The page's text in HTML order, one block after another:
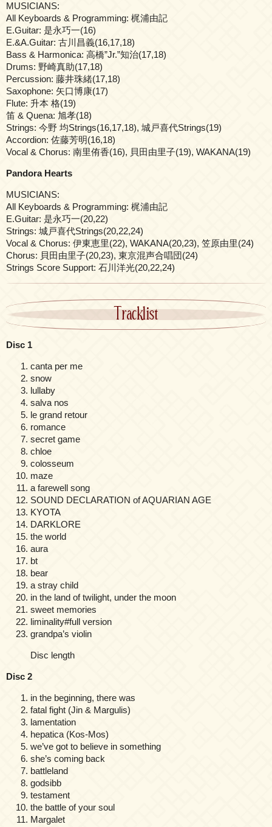
MUSICIANS:
All Keyboards & Programming: 梶浦由記
E.Guitar: 是永巧一(16)
E.&A.Guitar: 古川昌義(16,17,18)
Bass & Harmonica: 高橋”Jr.”知治(17,18)
Drums: 野崎真助(17,18)
Percussion: 藤井珠緒(17,18)
Saxophone: 矢口博康(17)
Flute: 升本 格(19)
笛 & Quena: 旭孝(18)
Strings: 今野 均Strings(16,17,18), 城戸喜代Strings(19)
Accordion: 佐藤芳明(16,18)
Vocal & Chorus: 南里侑香(16), 貝田由里子(19), WAKANA(19)
Pandora Hearts
MUSICIANS:
All Keyboards & Programming: 梶浦由記
E.Guitar: 是永巧一(20,22)
Strings: 城戸喜代Strings(20,22,24)
Vocal & Chorus: 伊東恵里(22), WAKANA(20,23), 笠原由里(24)
Chorus: 貝田由里子(20,23), 東京混声合唱団(24)
Strings Score Support: 石川洋光(20,22,24)
Tracklist
Disc 1
canta per me
snow
lullaby
salva nos
le grand retour
romance
secret game
chloe
colosseum
maze
a farewell song
SOUND DECLARATION of AQUARIAN AGE
KYOTA
DARKLORE
the world
aura
bt
bear
a stray child
in the land of twilight, under the moon
sweet memories
liminality#full version
grandpa’s violin
Disc length
Disc 2
in the beginning, there was
fatal fight (Jin & Margulis)
lamentation
hepatica (Kos-Mos)
we’ve got to believe in something
she’s coming back
battleland
godsibb
testament
the battle of your soul
Margalet